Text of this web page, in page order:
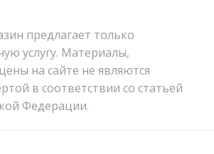
предлагает только
услугу. Материалы,
на сайте не являются
в соответствии со статьей
Федерации.